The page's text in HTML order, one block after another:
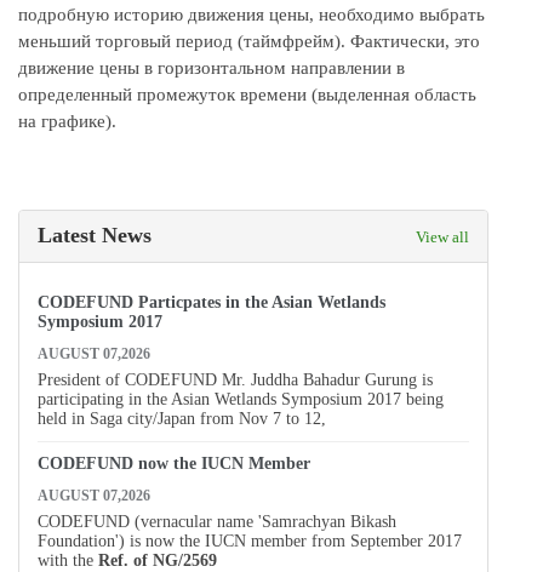
подробную историю движения цены, необходимо выбрать
меньший торговый период (таймфрейм). Фактически, это
движение цены в горизонтальном направлении в
определенный промежуток времени (выделенная область
на графике).
Latest News View all
CODEFUND Particpates in the Asian Wetlands
Symposium 2017
AUGUST 07,2026
President of CODEFUND Mr. Juddha Bahadur Gurung is
participating in the Asian Wetlands Symposium 2017 being
held in Saga city/Japan from Nov 7 to 12,
CODEFUND now the IUCN Member
AUGUST 07,2026
CODEFUND (vernacular name 'Samrachyan Bikash
Foundation') is now the IUCN member from September 2017
with the Ref. of NG/2569